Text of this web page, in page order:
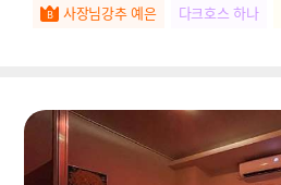
사장님강추 예은 다크호스 하나